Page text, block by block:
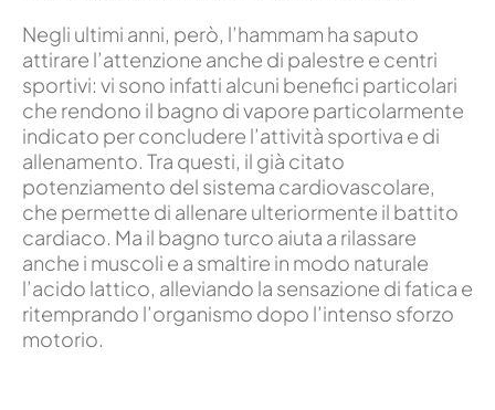
Negli ultimi anni, però, l’hammam ha saputo
attirare l’attenzione anche di palestre e centri
sportivi: vi sono infatti alcuni benefici particolari
che rendono il bagno di vapore particolarmente
indicato per concludere l’attività sportiva e di
allenamento. Tra questi, il già citato
potenziamento del sistema cardiovascolare,
che permette di allenare ulteriormente il battito
cardiaco. Ma il bagno turco aiuta a rilassare
anche i muscoli e a smaltire in modo naturale
l’acido lattico, alleviando la sensazione di fatica e
ritemprando l’organismo dopo l’intenso sforzo
motorio.